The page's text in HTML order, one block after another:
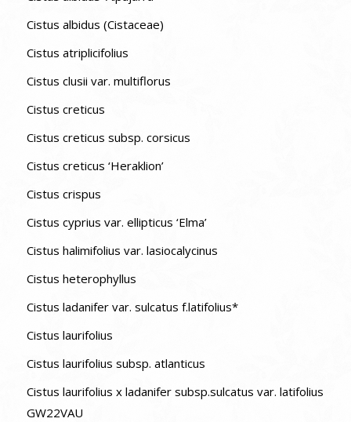
Cistus albidus (Cistaceae)
Cistus atriplicifolius
Cistus clusii var. multiflorus
Cistus creticus
Cistus creticus subsp. corsicus
Cistus creticus ‘Heraklion’
Cistus crispus
Cistus cyprius var. ellipticus ‘Elma’
Cistus halimifolius var. lasiocalycinus
Cistus heterophyllus
Cistus ladanifer var. sulcatus f.latifolius*
Cistus laurifolius
Cistus laurifolius subsp. atlanticus
Cistus laurifolius x ladanifer subsp.sulcatus var. latifolius
GW22VAU